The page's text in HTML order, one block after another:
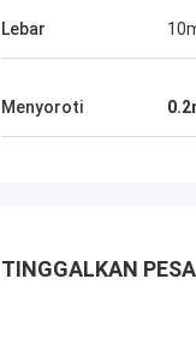
Lebar
Menyoroti
TINGGALKAN